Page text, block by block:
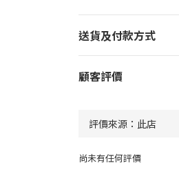
送貨及付款方式
顧客評價
尚未有任何評價